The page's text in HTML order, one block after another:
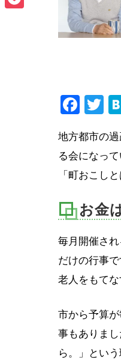
地方都市の
る会になっ
「町おこし
お金
毎月開催さ
だけの行事
老人をもて
市から予算
事もありま
ら。」とい